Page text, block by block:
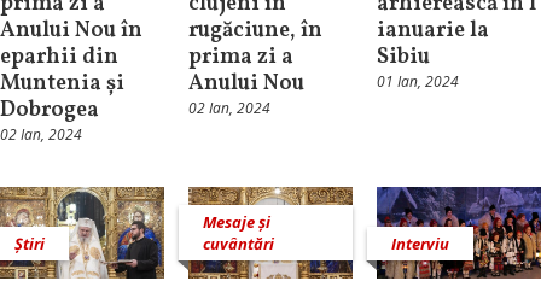
Anului Nou în
eparhii din
Muntenia și
Dobrogea
02 Ian, 2024
rugăciune, în
prima zi a
Anului Nou
02 Ian, 2024
ianuarie la
Sibiu
01 Ian, 2024
Știri
Mesaje și
cuvântări
Interviu